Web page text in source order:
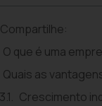
Compartilhe:
O que é uma
Quais as
Crescimento